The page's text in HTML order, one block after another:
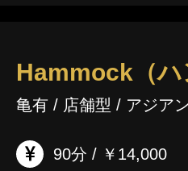
Hammock（ハ
亀有 / 店舗型 / アジア
90分 / ￥14,000